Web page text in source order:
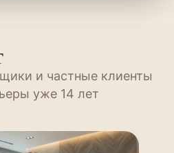
и частные клиенты
уже 14 лет